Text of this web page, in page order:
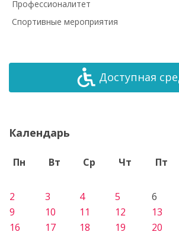
Профессионалитет
Спортивные мероприятия
Доступная
Календарь
Пн Вт Ср Чт Пт
2
3 4 5 6
9
10 11 12 13
16
17 18 19 20